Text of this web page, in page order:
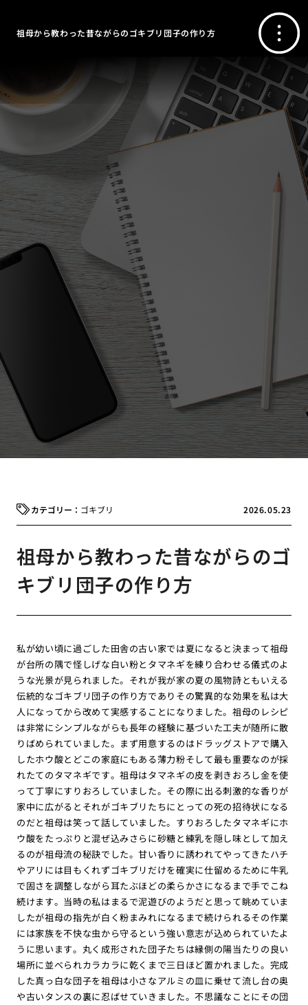
祖母から教わった昔ながらのゴキブリ団子の作り方
2026.05.23
ゴキブリ
祖母から教わった昔ながらのゴ
キブリ団子の作り方
私が幼い頃に過ごした田舎の古い家では夏になると決まって祖母
が台所の隅で怪しげな白い粉とタマネギを練り合わせる儀式のよ
うな光景が見られました。それが我が家の夏の風物詩ともいえる
伝統的なゴキブリ団子の作り方でありその驚異的な効果を私は大
人になってから改めて実感することになりました。祖母のレシピ
は非常にシンプルながらも長年の経験に基づいた工夫が随所に散
りばめられていました。まず用意するのはドラッグストアで購入
したホウ酸とどこの家庭にもある薄力粉そして最も重要なのが採
れたてのタマネギです。祖母はタマネギの皮を剥きおろし金を使
って丁寧にすりおろしていました。その際に出る刺激的な香りが
家中に広がるとそれがゴキブリたちにとっての死の招待状になる
のだと祖母は笑って話していました。すりおろしたタマネギにホ
ウ酸をたっぷりと混ぜ込みさらに砂糖と練乳を隠し味として加え
るのが祖母流の秘訣でした。甘い香りに誘われてやってきたハチ
やアリには目もくれずゴキブリだけを確実に仕留めるために牛乳
で固さを調整しながら耳たぶほどの柔らかさになるまで手でこね
続けます。当時の私はまるで泥遊びのようだと思って眺めていま
したが祖母の指先が白く粉まみれになるまで続けられるその作業
には家族を不快な虫から守るという強い意志が込められていたよ
うに思います。丸く成形された団子たちは縁側の陽当たりの良い
場所に並べられカラカラに乾くまで三日ほど置かれました。完成
した真っ白な団子を祖母は小さなアルミの皿に乗せて流し台の奥
や古いタンスの裏に忍ばせていきました。不思議なことにその団